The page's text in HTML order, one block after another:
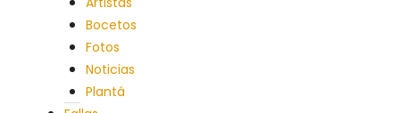
Bocetos
Fotos
Noticias
Plantá